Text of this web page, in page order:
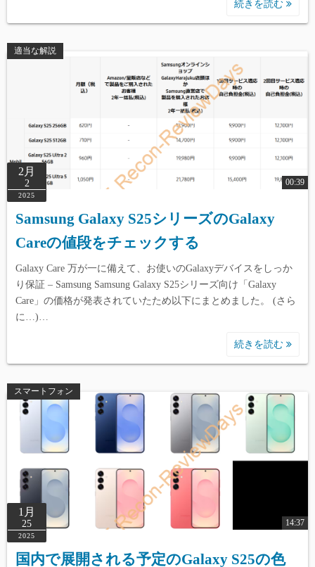
続きを読む
適当な解説
2月
2
2025
00:39
Samsung Galaxy S25シリーズのGalaxy
Careの値段をチェックする
Galaxy Care 万が一に備えて、お使いのGalaxyデバイスをしっか
り保証 – Samsung Samsung Galaxy S25シリーズ向け「Galaxy
Care」の価格が発表されていたため以下にまとめました。 (さら
に…)…
続きを読む
スマートフォン
1月
25
2025
14:37
国内で展開される予定のGalaxy S25の色